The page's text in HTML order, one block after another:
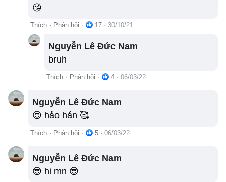
😘
Thích · Phản hồi · 17 · 30/10/21
Nguyễn Lê Đức Nam
bruh
Thích · Phản hồi · 4 · 06/03/22
Nguyễn Lê Đức Nam
😍 hảo hán 🥰
Thích · Phản hồi · 5 · 06/03/22
Nguyễn Lê Đức Nam
😎 hi mn 😎